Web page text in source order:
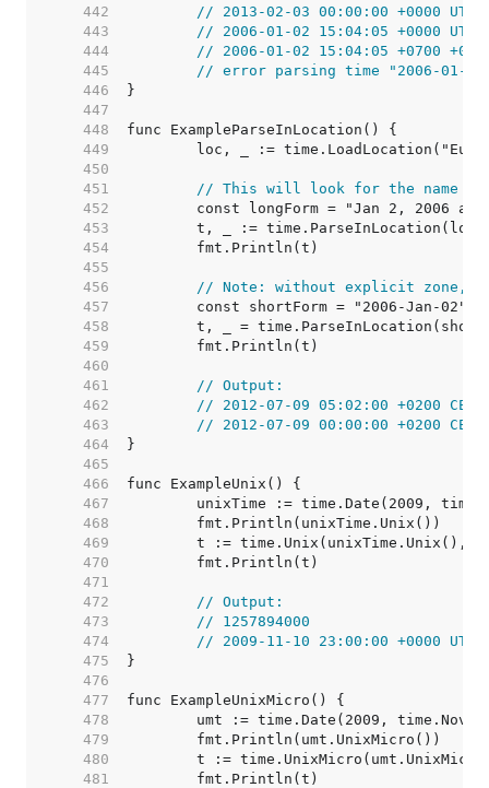
   442
// 2013-02-03 00:00:00 +0000 UTC
   443
// 2006-01-02 15:04:05 +0000 UTC
   444
// 2006-01-02 15:04:05 +0700
   445
// error parsing time "2006-01-
   446
   447
   448
   449
   450
   451
// This will look for the name
   452
   453
   454
   455
   456
// Note: without explicit zone,
   457
   458
   459
   460
   461
// Output:
   462
// 2012-07-09 05:02:00 +0200 CEST
   463
// 2012-07-09 00:00:00 +0200 CEST
   464
   465
   466
   467
   468
   469
   470
   471
   472
// Output:
   473
// 1257894000
   474
// 2009-11-10 23:00:00 +0000 UTC
   475
   476
   477
   478
   479
   480
   481